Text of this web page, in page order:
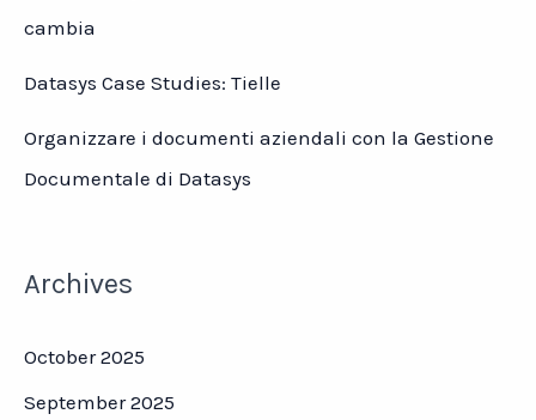
cambia
Datasys Case Studies: Tielle
Organizzare i documenti aziendali con la Gestione
Documentale di Datasys
Archives
October 2025
September 2025